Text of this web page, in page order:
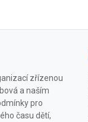
zřízenou
a naším
pro
času dětí,